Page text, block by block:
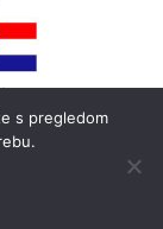
s pregledom